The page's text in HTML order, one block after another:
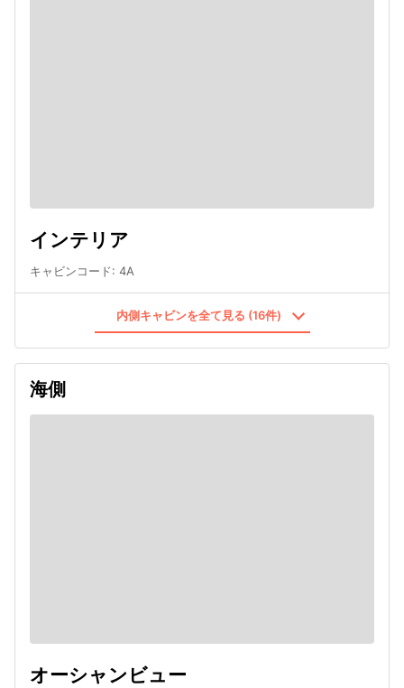
インテリア
キャビンコード: 4A
内側キャビンを全て見る (16件)
海側
オーシャンビュー